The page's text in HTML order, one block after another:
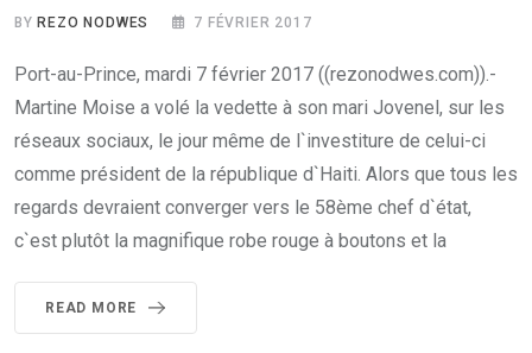
BY REZO NODWES 7 FÉVRIER 2017
Port-au-Prince, mardi 7 février 2017 ((rezonodwes.com)).-
Martine Moise a volé la vedette à son mari Jovenel, sur les
réseaux sociaux, le jour même de l`investiture de celui-ci
comme président de la république d`Haiti. Alors que tous les
regards devraient converger vers le 58ème chef d`état,
c`est plutôt la magnifique robe rouge à boutons et la
READ MORE